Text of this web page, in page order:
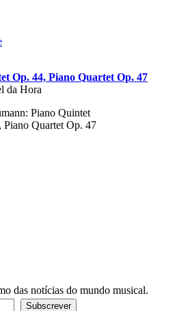
Op. 44, Piano Quartet Op. 47
da Hora
das notícias do mundo musical.